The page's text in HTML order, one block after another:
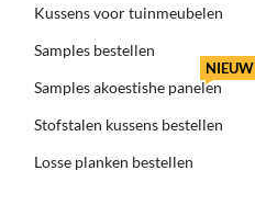
Kussens voor tuinmeubelen
Samples bestellen
Samples akoestishe panelen
NIEUW
Stofstalen kussens bestellen
Losse planken bestellen